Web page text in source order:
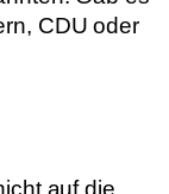
CDU oder
auf die